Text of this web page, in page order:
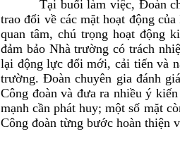
Tại buổi làm việc, Đoàn
trao đổi về các mặt hoạt động
quan tâm, chú trọng hoạt động
đảm bảo Nhà trường có trách
lại động lực đổi mới, cải tiến và
trường. Đoàn chuyên gia đánh
Công đoàn và đưa ra nhiều ý
mạnh cần phát huy; một số mặt
Công đoàn từng bước hoàn thiện